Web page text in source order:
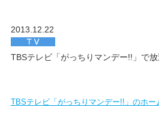
2013.12.22
TBSテレビ「がっちりマンデー!!」で放
TBSテレビ「がっちりマンデー!!」のホー